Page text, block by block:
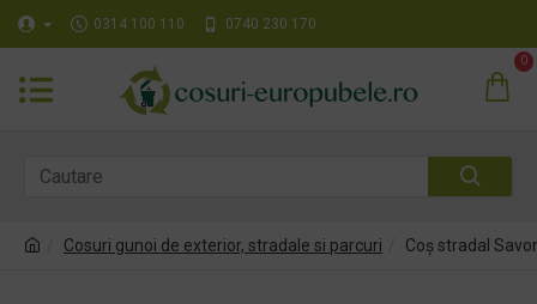
0314 100 110 0740 230 170
0
Cosuri gunoi de exterior, stradale si parcuri Coș stradal